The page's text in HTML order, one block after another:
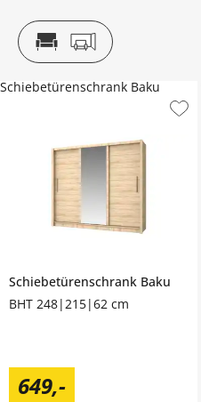
Schiebetürenschrank Baku
BHT 248|215|62 cm
649,-
Schiebetürenschrank Baku